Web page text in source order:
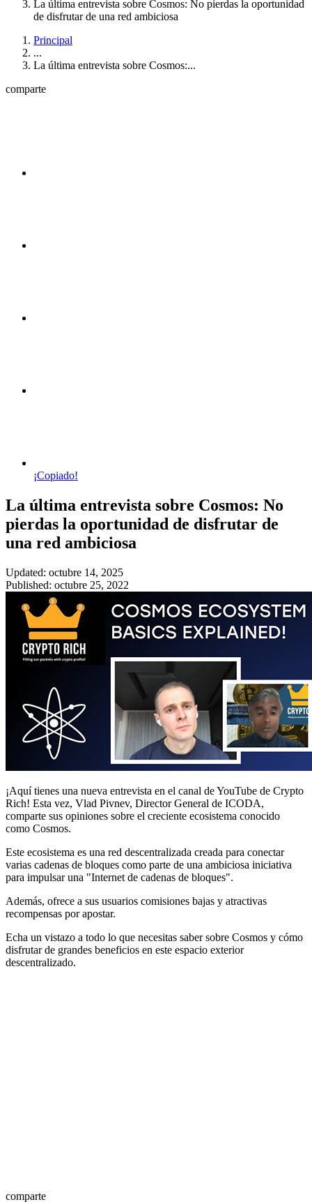
La última entrevista sobre Cosmos: No pierdas la oportunidad
de disfrutar de una red ambiciosa
Principal
...
La última entrevista sobre Cosmos:...
comparte
¡Copiado!
La última entrevista sobre Cosmos: No
pierdas la oportunidad de disfrutar de
una red ambiciosa
Updated: octubre 14, 2025
Published: octubre 25, 2022
¡Aquí tienes una nueva entrevista en el canal de YouTube de Crypto
Rich! Esta vez, Vlad Pivnev, Director General de ICODA,
comparte sus opiniones sobre el creciente ecosistema conocido
como Cosmos.
Este ecosistema es una red descentralizada creada para conectar
varias cadenas de bloques como parte de una ambiciosa iniciativa
para impulsar una "Internet de cadenas de bloques".
Además, ofrece a sus usuarios comisiones bajas y atractivas
recompensas por apostar.
Echa un vistazo a todo lo que necesitas saber sobre Cosmos y cómo
disfrutar de grandes beneficios en este espacio exterior
descentralizado.
comparte